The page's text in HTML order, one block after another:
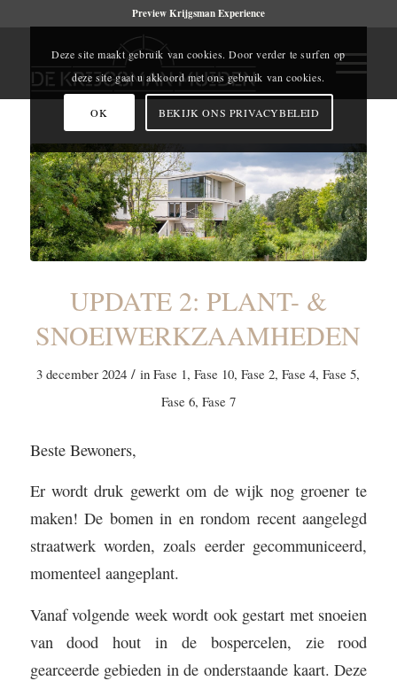
Preview Krijgsman Experience
UPDATE 2: PLANT- &
SNOEIWERKZAAMHEDEN
3 december 2024 / inFase 1,Fase 10,Fase 2,Fase 4,Fase 5,
Fase 6, Fase 7
Beste Bewoners,
Er wordt druk gewerkt om de wijk nog groener te
maken! De bomen in en rondom recent aangelegd
straatwerk worden, zoals eerder gecommuniceerd,
momenteel aangeplant.
Vanaf volgende week wordt ook gestart met snoeien
van dood hout in de bospercelen, zie rood
gearceerde gebieden in de onderstaande kaart. Deze
Deze site maakt gebruik van cookies. Door verder te surfen op
deze site gaat u akkoord met ons gebruik van cookies.
OK BEKIJK ONS PRIVACYBELEID